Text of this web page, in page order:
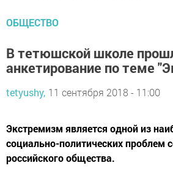
ОБЩЕСТВО
В тетюшской школе
анкетирование по теме
tetyushy, 11 сентября 2018 - 11:00
Экстремизм является одной из
социально-политических проблем
российского общества.